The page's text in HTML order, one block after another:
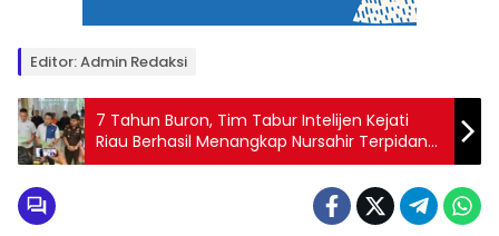
Editor: Admin Redaksi
7 Tahun Buron, Tim Tabur Intelijen Kejati
Riau Berhasil Menangkap Nursahir Terpidana
Korupsi